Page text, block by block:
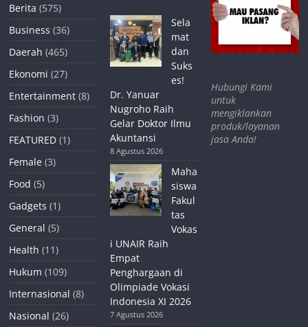
Berita (575)
Business (36)
Daerah (465)
Ekonomi (27)
Entertainment (8)
Fashion (3)
FEATURED (1)
Female (3)
Food (5)
Gadgets (1)
General (5)
Health (11)
Hukum (109)
Internasional (8)
Nasional (26)
Sela
mat
dan
Suks
es!
Dr. Yanuar
Nugroho Raih
Gelar Doktor Ilmu
Akuntansi
8 Agustus 2026
Maha
siswa
Fakul
tas
Vokas
i UNAIR Raih
Empat
Penghargaan di
Olimpiade Vokasi
Indonesia XI 2026
7 Agustus 2026
Hubungi Kami
untuk
mengiklankan
produk/layanan
jasa Anda!